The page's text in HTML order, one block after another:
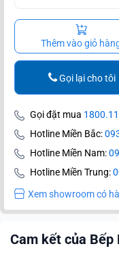
Thêm vào giỏ
Gọi lại cho tôi
Gọi đặt mua
Hotline Miền Bắc:
Hotline Miền Nam:
Hotline Miền Trung:
Xem showroom có
Cam kết của Bếp